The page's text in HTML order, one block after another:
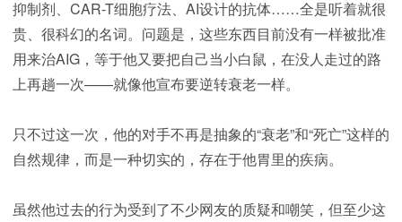
抑制剂、CAR-T细胞疗法、AI设计的抗体……全是听着就很
贵、很科幻的名词。问题是，这些东西目前没有一样被批准
用来治AIG，等于他又要把自己当小白鼠，在没人走过的路
上再趟一次——就像他宣布要逆转衰老一样。
只不过这一次，他的对手不再是抽象的“衰老”和“死亡”这样的
自然规律，而是一种切实的，存在于他胃里的疾病。
虽然他过去的行为受到了不少网友的质疑和嘲笑，但至少这